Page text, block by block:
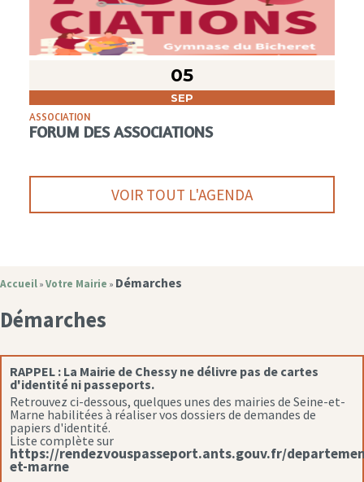
05
SEP
ASSOCIATION
FORUM DES ASSOCIATIONS
VOIR TOUT L'AGENDA
Accueil » Votre Mairie » Démarches
Démarches
RAPPEL : La Mairie de Chessy ne délivre pas de cartes
d'identité ni passeports.
Retrouvez ci-dessous, quelques unes des mairies de Seine-et-
Marne habilitées à réaliser vos dossiers de demandes de
papiers d'identité.
Liste complète sur
https://rendezvouspasseport.ants.gouv.fr/
et-marne